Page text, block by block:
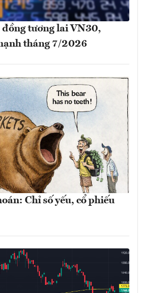
đồng tương lai VN30,
tháng 7/2026
Chỉ số yếu, cổ phiếu